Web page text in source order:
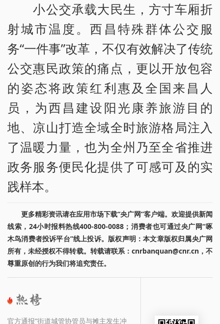
小公交承载大民生，方寸车厢折
射城市温度。西昌特殊群体公交服
务“一件事”改革，不仅有效解决了传统
公交惠民政策的痛点，更以开放包容
的姿态将政策红利惠及全国来昌人
员，为西昌建设阳光康养旅游目的
地、凉山打造全域全时旅游格局注入
了温暖力量，也为全州乃至全省推进
政务服务便民化提供了可感可及的实
践样本。
更多精彩资讯请在应用市场下载“央广网”客户端。欢迎提供新闻
线索，24小时报料热线400-800-0088；消费者也可通过央广网“啄
木鸟消费者投诉平台”线上投诉。版权声明：本文章版权归属央广网
所有，未经授权不得转载。转载请联系：cnrbanquan@cnr.cn，不
尊重原创的行为我们将追究责任。
官方通报“街道城管协管员与摊主发生冲